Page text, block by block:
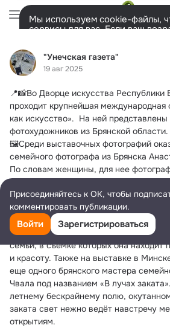
"Унечская газета"
19 авг 2025
📍📸Во Дворце искусства Республики
проходит крупнейшая международная
как искусство».  На ней
фотохудожников из Брянской области.
🖼Среди выставочных фотографий
семейного фотографа из Брянска
По словам женщины, для нее
отдушина, это любовь и творчество,
сказать о самом важном красиво и
запомнилось навсегда. Частичкой
снимки также ее коллега и землячка
Фотограф признается, что ей особенно
семьи, в съемке которых она находит
и красоту. Также на выставке в
еще одного брянского мастера
Чвала под названием «В лучах
летнему бескрайнему полю,
заката свет нежно ведёт навстречу
открытиям.
Мы используем cookie-файлы,
сервисы для вас. Если ваш
представитель.
Разрешить все
Лента Участники
Дополнительная
колонка
Всё34 584 Обсуждаемые
Присоединяйтесь к ОК, чтобы
комментировать публикации.
Войти Зарегистрироваться